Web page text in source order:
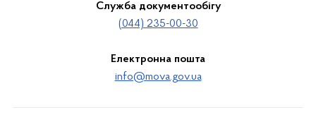
Служба документообігу
(044) 235-00-30
Електронна пошта
info@mova.gov.ua